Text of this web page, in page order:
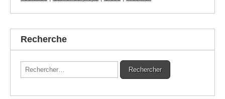
Recherche
Rechercher :